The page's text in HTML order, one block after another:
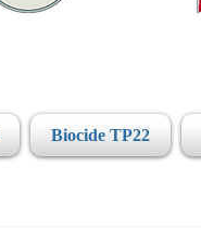
Biocide TP22